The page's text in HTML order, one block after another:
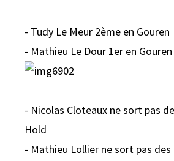
- Tudy Le Meur 2ème en Gouren
- Mathieu Le Dour 1er en Gouren
- Nicolas Cloteaux ne sort pas
Hold
- Mathieu Lollier ne sort pas